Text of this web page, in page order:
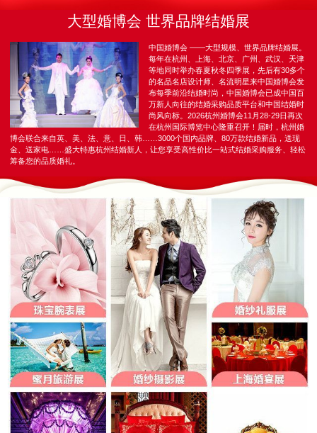
大型婚博会 世界品牌结婚展
中国婚博会 ——大型规模、世界品牌结婚展。
每年在杭州、上海、北京、广州、武汉、天津
等地同时举办春夏秋冬四季展，先后有30多个
的名品名店设计师、名流明星来中国婚博会发
布每季前沿结婚时尚，中国婚博会已成中国百
万新人向往的结婚采购品质平台和中国结婚时
尚风向标。2026杭州婚博会11月28-29日再次
在杭州国际博览中心隆重召开！届时，杭州婚
博会联合来自英、美、法、意、日、韩……3000个国内品牌、80万款结婚新品，送现
金、送家电……盛大特惠杭州结婚新人，让您享受高性价比一站式结婚采购服务、轻松
筹备您的品质婚礼。